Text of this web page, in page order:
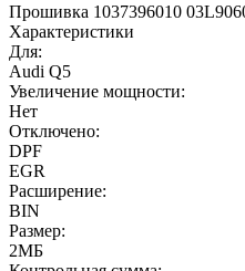
Прошивка 1037396010
Характеристики
Для:
Audi Q5
Увеличение мощности:
Нет
Отключено:
DPF
EGR
Расширение:
BIN
Размер:
2МБ